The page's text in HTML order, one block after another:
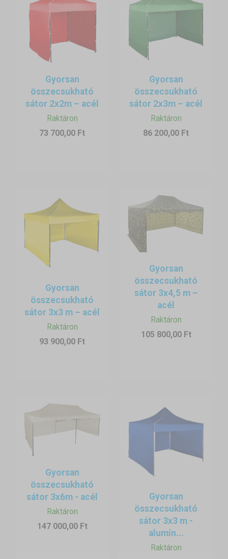
Szerkezet
Több típusú szerkezetből választhat. Szükségletei szerint
választhat alumínium, vagy acél szerkezetű garázst. Azok
számára, akik autójuknak - gépüknek különlöges helyet
kívánnak kialakítani, a két fajta méretben is kapható,
Felállítás, lebontás és rögzítés
A ponyvagarazs felállítása és lebontása pár percig tart.
Szerszámok nélkül, legfennebb egy ember segítségével
felépítheti a sátorgarázsát. A tetőponyva természetesen
Amennyiben hosszabb időre kívánja tárolni sator garazsat,
fontos, hogy előzetesen jól szárítsa meg a tetőponyvát a
penészedés elkerülésének érdekében.
Gyorsan
összecsukható
sátor 2x2m – acél
Raktáron
73 700,00 Ft
Gyorsan
összecsukható
sátor 2x3m – acél
Raktáron
86 200,00 Ft
Gyorsan
összecsukható
sátor 3x3 m – acél
Raktáron
93 900,00 Ft
Gyorsan
összecsukható
sátor 3x4,5 m –
acél
Raktáron
105 800,00 Ft
Gyorsan
összecsukható
sátor 3x6m - acél
Raktáron
147 000,00 Ft
Gyorsan
összecsukható
sátor 3x3 m -
alumín...
Raktáron